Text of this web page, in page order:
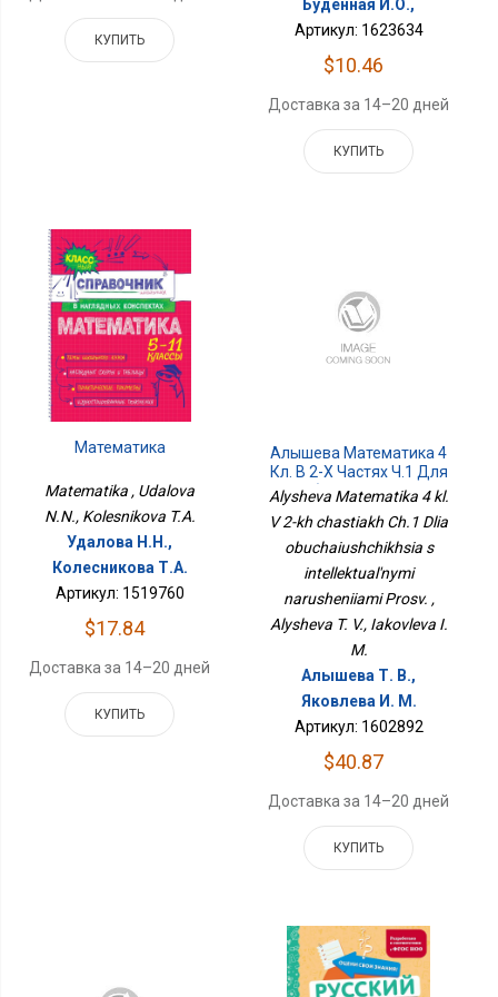
КУПИТЬ
Буденная И.О.,
Артикул: 1623634
$10.46
Доставка за 14–20 дней
КУПИТЬ
Математика
Matematika , Udalova
N.N., Kolesnikova T.A.
Удалова Н.Н.,
Колесникова Т.А.
Артикул: 1519760
$17.84
Доставка за 14–20 дней
КУПИТЬ
Алышева Математика 4
Кл. В 2-Х Частях Ч.1 Для
Обучающихся С
Интеллектуальными
Нарушениями Просв.
Alysheva Matematika 4 kl.
V 2-kh chastiakh Ch.1 Dlia
obuchaiushchikhsia s
intellektual'nymi
narusheniiami Prosv. ,
Alysheva T. V., Iakovleva I.
M.
Алышева Т. В.,
Яковлева И. М.
Артикул: 1602892
$40.87
Доставка за 14–20 дней
КУПИТЬ